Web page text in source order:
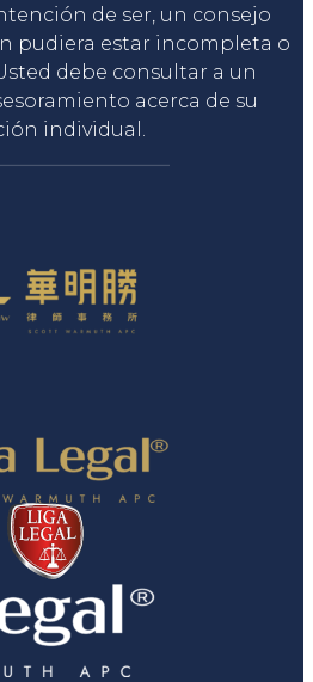
de ser, un consejo
pudiera estar incompleta o
debe consultar a un
acerca de su
individual.